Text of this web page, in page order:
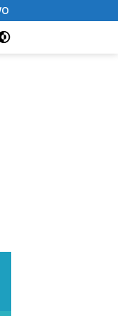
RT/RW Kabupaten